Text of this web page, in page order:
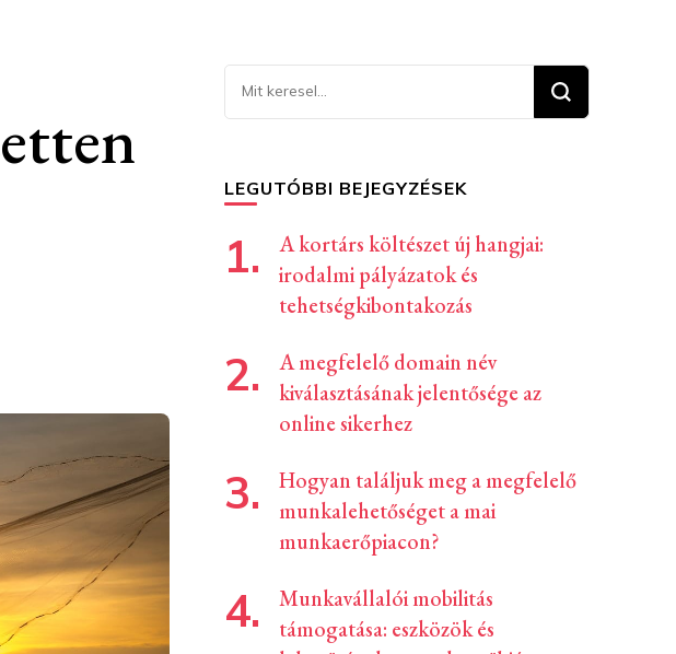
Keresel
valamit?
LEGUTÓBBI BEJEGYZÉSEK
A kortárs költészet új hangjai:
irodalmi pályázatok és
tehetségkibontakozás
A megfelelő domain név
kiválasztásának jelentősége az
online sikerhez
Hogyan találjuk meg a megfelelő
munkalehetőséget a mai
munkaerőpiacon?
Munkavállalói mobilitás
támogatása: eszközök és